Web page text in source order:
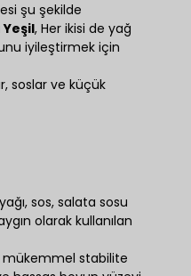
şu şekilde
Yeşil, Her ikisi de yağ
iyileştirmek için
soslar ve küçük
sos, salata sosu
olarak kullanılan
mükemmel stabilite